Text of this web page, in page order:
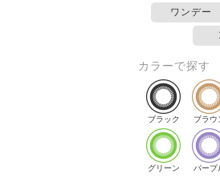
ワンデー
カラーで探す
ブラック ブラウ
グリーン パープ